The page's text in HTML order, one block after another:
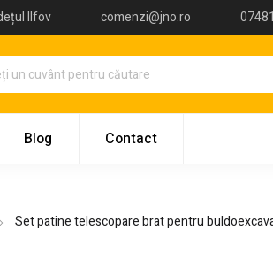
Ilfov comenzi@jno.ro
Blog Contact
Set patine telescopare brat pentru